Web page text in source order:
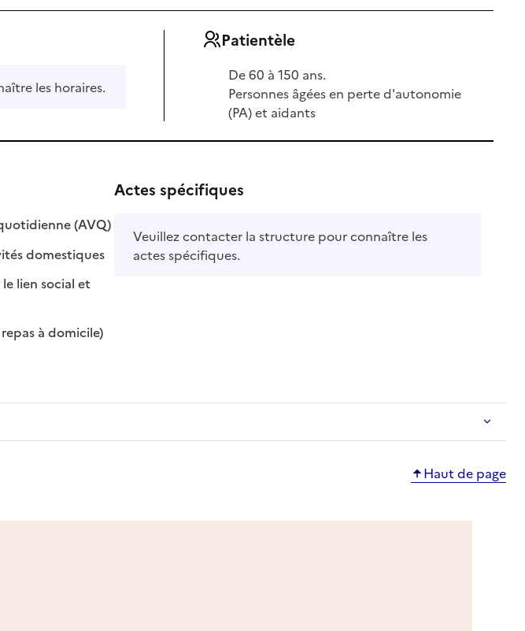
les horaires.
Patientèle
De 60 à 150 ans.
Personnes âgées en perte d'autonomie
(PA) et aidants
(AVQ)
: disponible
: non disponible
domestiques: disponible
: non disponible
lien social et
à domicile): disponible
: non disponible
Actes spécifiques
Veuillez contacter la structure pour connaître les
actes spécifiques.
Haut de page